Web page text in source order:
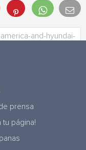
prensa
tu página!